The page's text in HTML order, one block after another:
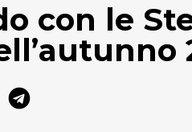
con le